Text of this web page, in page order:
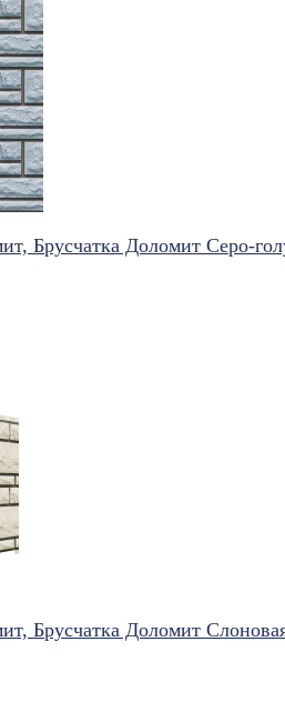
Брусчатка Доломит Серо-
Брусчатка Доломит